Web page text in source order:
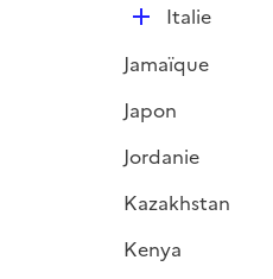
D
p
l
e
Italie
Jamaïque
Japon
Jordanie
Kazakhstan
Kenya